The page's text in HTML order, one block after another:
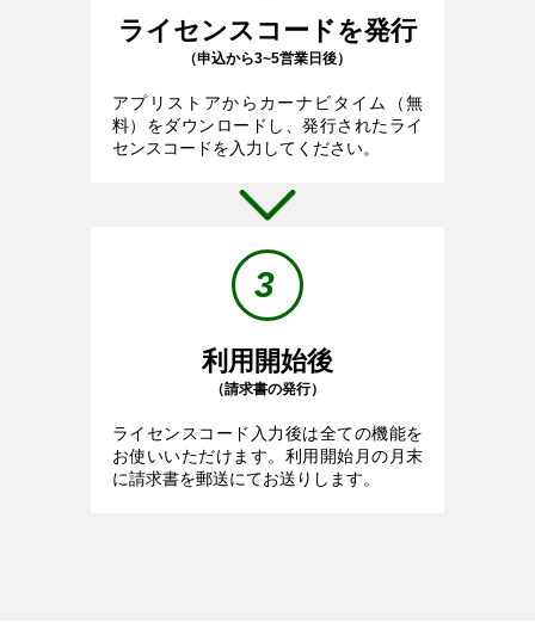
ライセンスコードを発行
（申込から3~5営業日後）
アプリストアからカーナビタイム（無
料）をダウンロードし、発行されたライ
センスコードを入力してください。
3
利用開始後
（請求書の発行）
ライセンスコード入力後は全ての機能を
お使いいただけます。利用開始月の月末
に請求書を郵送にてお送りします。